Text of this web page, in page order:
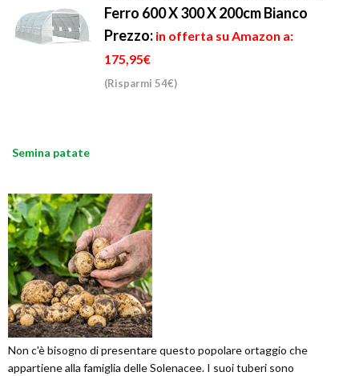
Ferro 600 X 300 X 200cm Bianco
Prezzo: in offerta su Amazon a:
175,95€
(Risparmi 54€)
Semina patate
Non c'è bisogno di presentare questo popolare ortaggio che
appartiene alla famiglia delle Solenacee. I suoi tuberi sono